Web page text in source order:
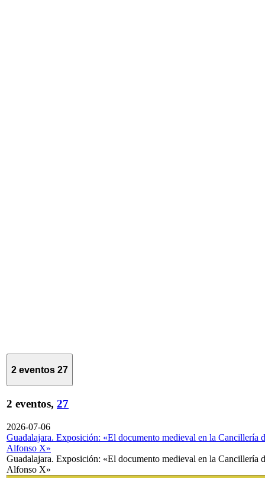
2 eventos 27
2 eventos, 27
2026-07-06
Guadalajara. Exposición: «El documento medieval en la Cancillería
Alfonso X»
Guadalajara. Exposición: «El documento medieval en la Cancillería
Alfonso X»